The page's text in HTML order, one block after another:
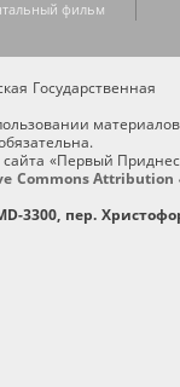
фильм
Государственная
«Первый
Commons Attribution
3300, пер.